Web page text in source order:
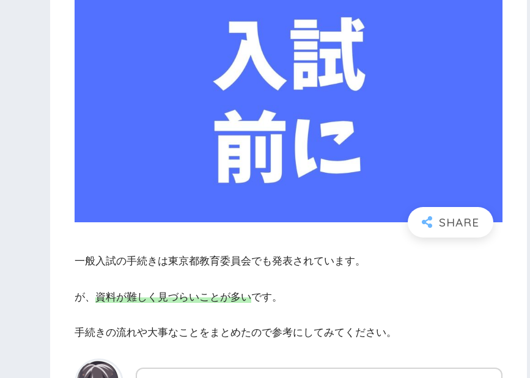
一般入試の手続きは東京都教育委員会でも発表されています。
が、 資料が難しく見づらいことが多いです。
手続きの流れや大事なことをまとめたので参考にしてみてください。